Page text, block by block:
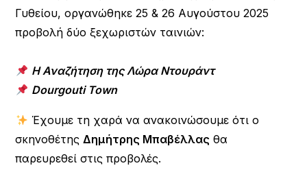
Γυθείου, οργανώθηκε 25 & 26 Αυγούστου 2025
προβολή δύο ξεχωριστών ταινιών:
Η Αναζήτηση της Λώρα Ντουράντ
Dourgouti Town
Έχουμε τη χαρά να ανακοινώσουμε ότι ο
σκηνοθέτηςΔημήτρης Μπαβέλλας θα
παρευρεθεί στις προβολές.